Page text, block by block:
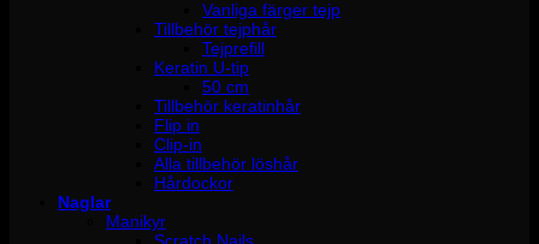
Vanliga färger tejp
Tillbehör tejphår
Tejprefill
Keratin U-tip
50 cm
Tillbehör keratinhår
Flip in
Clip-in
Alla tillbehör löshår
Hårdockor
Naglar
Manikyr
Scratch Nails